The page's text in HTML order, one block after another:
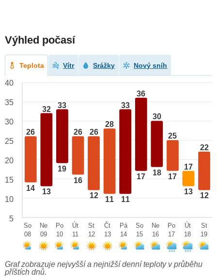
Výhled počasí
Teplota Vítr Srážky Nový sníh
26
14
32
13
33
19
26
16
26
12
28
11
33
11
36
17
30
18
25
17
17
13
22
12
40
35
30
25
20
15
10
5
So
08
Ne
09
Po
10
Út
11
St
12
Čt
13
Pá
14
So
15
Ne
16
Po
17
Út
18
St
19
Graf zobrazuje nejvyšší a nejnižší denní teploty v průběhu
příštích dnů.